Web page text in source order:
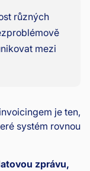
různých
mezi
je ten,
systém rovnou
zprávu,